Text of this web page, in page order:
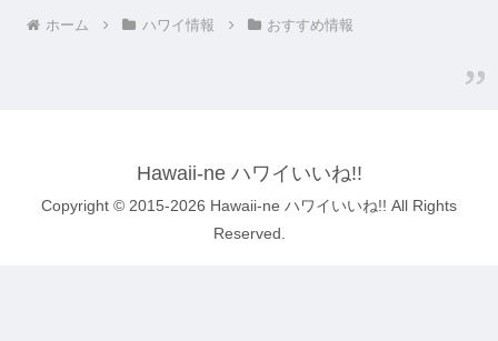
ホーム ハワイ情報 おすすめ情報
Hawaii-ne ハワイいいね!!
Copyright © 2015-2026 Hawaii-ne ハワイいいね!! All Rights
Reserved.